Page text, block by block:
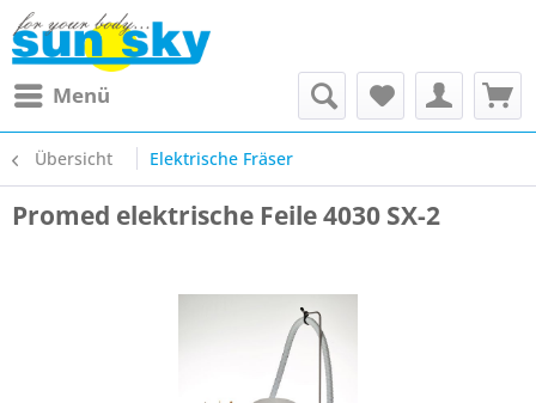
Menü
Übersicht Elektrische Fräser
Promed elektrische Feile 4030 SX-2